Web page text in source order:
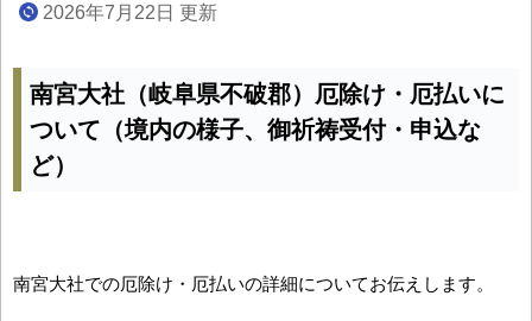
2026年7月22日 更新
南宮大社（岐阜県不破郡）厄除け・厄払いに
ついて（境内の様子、御祈祷受付・申込な
ど）
南宮大社での厄除け・厄払いの詳細についてお伝えします。